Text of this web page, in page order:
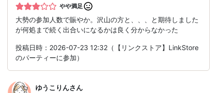
やや満足
大勢の参加人数で賑やか。沢山の方と、、、と期待しました
が何処まで続く出合いになるかは良く分からなかった
投稿日時：2026-07-23 12:32（【リンクストア】LinkStore
のパーティーに参加）
ゆうこりんさん